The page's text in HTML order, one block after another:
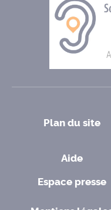
Plan du site
Aide
Espace presse